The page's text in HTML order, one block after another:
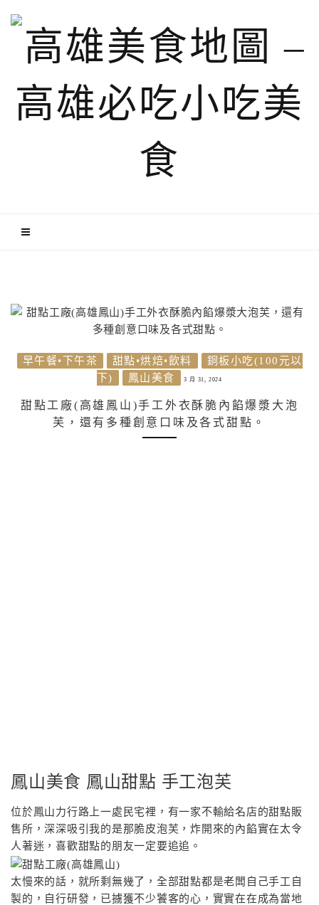
早午餐•下午茶 甜點•烘焙•飲料
銅板小吃(100元以
下)
鳳山美食 3 月 31, 2024
甜點工廠(高雄鳳山)手工外衣酥脆內餡爆漿大泡
芙，還有多種創意口味及各式甜點。
鳳山美食 鳳山甜點 手工泡芙
位於鳳山力行路上一處民宅裡，有一家不輸給名店的甜點販
售所，深深吸引我的是那脆皮泡芙，炸開來的內餡實在太令
人著迷，喜歡甜點的朋友一定要追追。
太慢來的話，就所剩無幾了，全部甜點都是老闆自己手工自
製的，自行研發，已擄獲不少饕客的心，實實在在成為當地